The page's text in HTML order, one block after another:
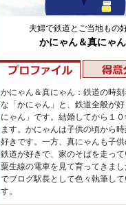
夫婦で鉄道とご当地もの
かにゃん＆真にゃん
かにゃん＆真にゃん：鉄道の時刻
な「かにゃん」と、鉄道全般が
にゃん」です。結婚してから１０
ます。かにゃんは子供の頃から
好きです。一方、真にゃんも子供
鉄道が好きで、家のそばを走っ
粟生線の電車を見て育ってきま
でブログ駅長として色々執筆して
す。